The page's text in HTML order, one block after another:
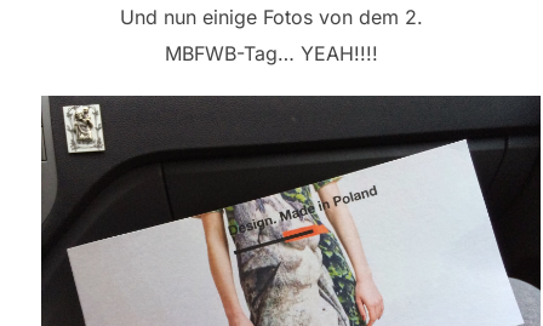
Und nun einige Fotos von dem 2.
MBFWB-Tag… YEAH!!!!